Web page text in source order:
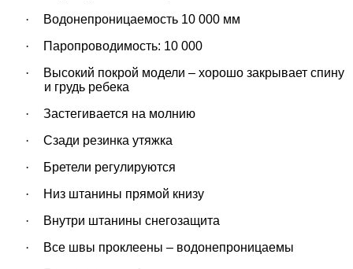
·
Водонепроницаемость 10 000 мм
·
Паропроводимость: 10 000
·
Высокий покрой модели – хорошо закрывает спину
и грудь ребека
·
Застегивается на молнию
·
Сзади резинка утяжка
·
Бретели регулируются
·
Низ штанины прямой книзу
·
Внутри штанины снегозащита
·
Все швы проклеены – водонепроницаемы